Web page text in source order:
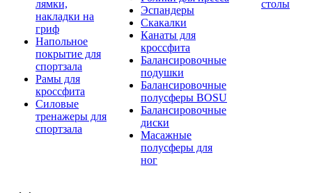
лямки,
накладки на
гриф
Напольное
покрытие для
спортзала
Рамы для
кроссфита
Силовые
тренажеры для
спортзала
Эспандеры
Скакалки
Канаты для
кроссфита
Балансировочные
подушки
Балансировочные
полусферы BOSU
Балансировочные
диски
Масажные
полусферы для
ног
столы